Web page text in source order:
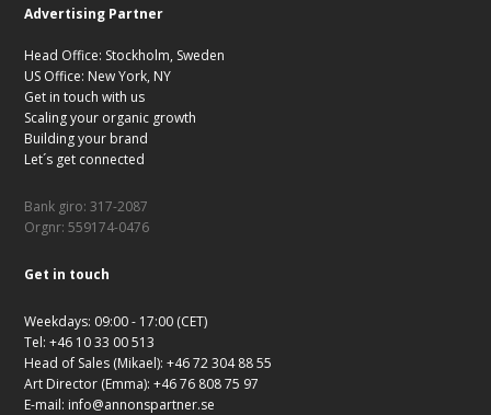
Advertising Partner
Head Office: Stockholm, Sweden
US Office: New York, NY
Get in touch with us
Scaling your organic growth
Building your brand
Let´s get connected
Bank giro: 317-2087
Orgnr: 559174-0476
Get in touch
Weekdays: 09:00 - 17:00 (CET)
Tel: +46 10 33 00 513
Head of Sales (Mikael): +46 72 304 88 55
Art Director (Emma): +46 76 808 75 97
E-mail: info@annonspartner.se